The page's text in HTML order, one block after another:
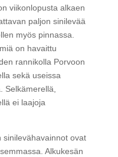
viikonlopusta alkaen
paljon sinilevää
myös pinnassa.
on havaittu
rannikolla Porvoon
sekä useissa
Selkämerellä,
ei laajoja
sinilevähavainnot ovat
Alkukesän